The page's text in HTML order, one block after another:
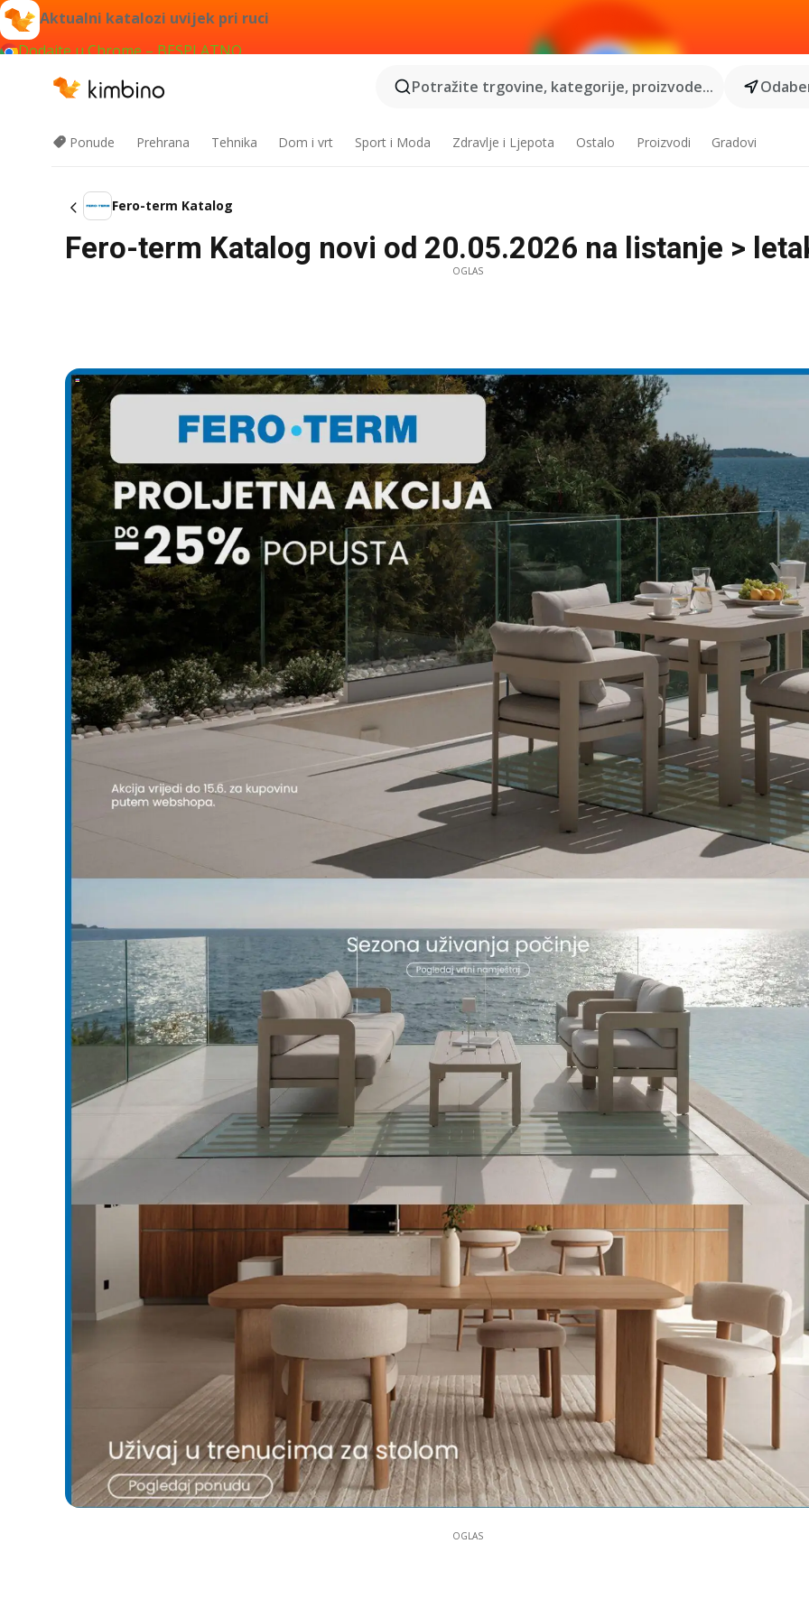
Aktualni katalozi uvijek pri ruci
Dodajte u Chrome – BESPLATNO
Potražite trgovine, kategorije, proizvode...
Ponude Prehrana Tehnika Dom i vrt Sport i Moda Zdravlje i Ljepota Ostalo Proizvodi Gradovi
Fero-term Katalog
Fero-term Katalog novi od 20.05.2026 na listanje >
OGLAS
OGLAS